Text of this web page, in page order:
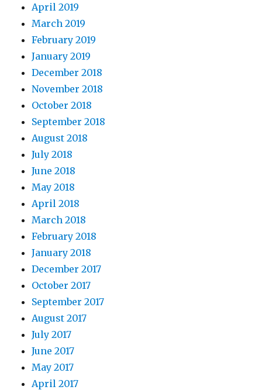
April 2019
March 2019
February 2019
January 2019
December 2018
November 2018
October 2018
September 2018
August 2018
July 2018
June 2018
May 2018
April 2018
March 2018
February 2018
January 2018
December 2017
October 2017
September 2017
August 2017
July 2017
June 2017
May 2017
April 2017